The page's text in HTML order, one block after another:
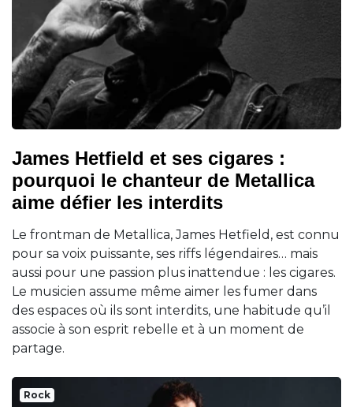
James Hetfield et ses cigares :
pourquoi le chanteur de Metallica
aime défier les interdits
Le frontman de Metallica, James Hetfield, est connu
pour sa voix puissante, ses riffs légendaires… mais
aussi pour une passion plus inattendue : les cigares.
Le musicien assume même aimer les fumer dans
des espaces où ils sont interdits, une habitude qu’il
associe à son esprit rebelle et à un moment de
partage.
Rock